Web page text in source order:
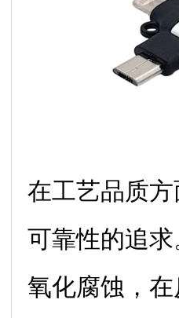
在工艺品质
可靠性的追
氧化腐蚀，